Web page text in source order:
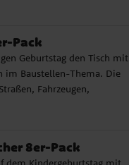
Pack
Geburtstag den Tisch mit
im Baustellen-Thema. Die
Fahrzeugen,
Traktoren und andere
und Dekorationen
8er-Pack